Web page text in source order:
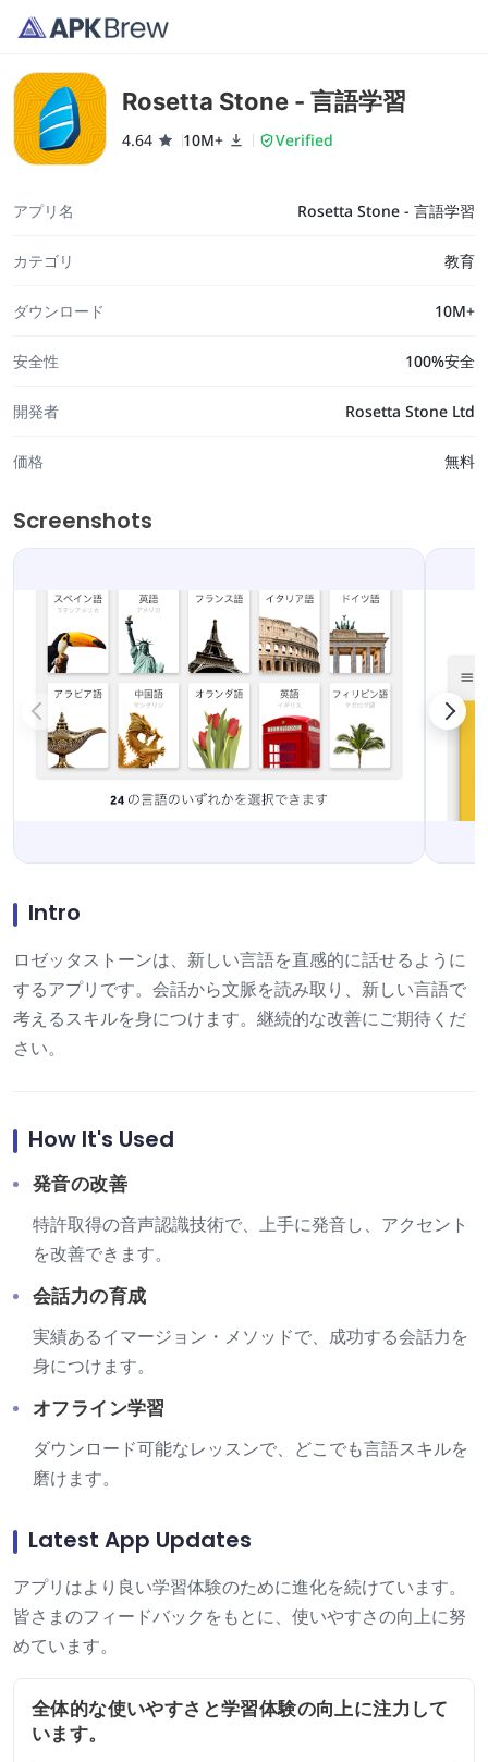
Rosetta Stone - 言語学習
4.64 10M+ Verified
アプリ名 Rosetta Stone - 言語学習
カテゴリ 教育
ダウンロード 10M+
安全性 100%安全
開発者 Rosetta Stone Ltd
価格 無料
Screenshots
Intro
ロゼッタストーンは、新しい言語を直感的に話せるように
するアプリです。会話から文脈を読み取り、新しい言語で
考えるスキルを身につけます。継続的な改善にご期待くだ
さい。
How It's Used
発音の改善
特許取得の音声認識技術で、上手に発音し、アクセント
を改善できます。
会話力の育成
実績あるイマージョン・メソッドで、成功する会話力を
身につけます。
オフライン学習
ダウンロード可能なレッスンで、どこでも言語スキルを
磨けます。
Latest App Updates
アプリはより良い学習体験のために進化を続けています。
皆さまのフィードバックをもとに、使いやすさの向上に努
めています。
全体的な使いやすさと学習体験の向上に注力して
います。